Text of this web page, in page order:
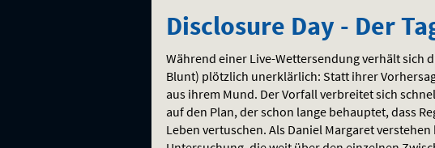
Disclosure
Day
Der
Disclosure Day - Der
Während einer Live-Wettersendung verhält sich
Blunt) plötzlich unerklärlich: Statt ihrer
aus ihrem Mund. Der Vorfall verbreitet sich
auf den Plan, der schon lange behauptet, dass
Leben vertuschen. Als Daniel Margaret